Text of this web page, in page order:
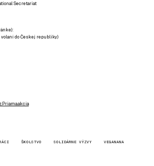
Secretariat
volaní do Českej republiky)
ŠKOLSTVO SOLIDÁRNE VÝZVY VEGANANA